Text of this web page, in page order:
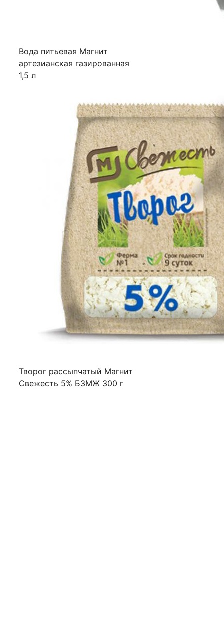
Вода питьевая Магнит
артезианская газированная
1,5 л
Творог рассыпчатый Магнит
Свежесть 5% БЗМЖ 300 г